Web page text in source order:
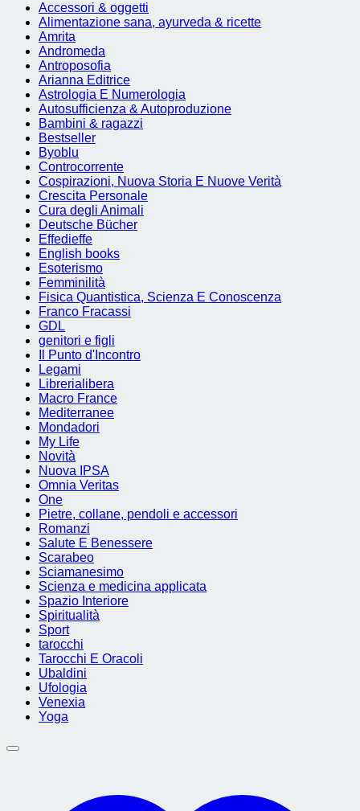
Accessori & oggetti
Alimentazione sana, ayurveda & ricette
Amrita
Andromeda
Antroposofia
Arianna Editrice
Astrologia E Numerologia
Autosufficienza & Autoproduzione
Bambini & ragazzi
Bestseller
Byoblu
Controcorrente
Cospirazioni, Nuova Storia E Nuove Verità
Crescita Personale
Cura degli Animali
Deutsche Bücher
Effedieffe
English books
Esoterismo
Femminilità
Fisica Quantistica, Scienza E Conoscenza
Franco Fracassi
GDL
genitori e figli
Il Punto d'Incontro
Legami
Librerialibera
Macro France
Mediterranee
Mondadori
My Life
Novità
Nuova IPSA
Omnia Veritas
One
Pietre, collane, pendoli e accessori
Romanzi
Salute E Benessere
Scarabeo
Sciamanesimo
Scienza e medicina applicata
Spazio Interiore
Spiritualità
Sport
tarocchi
Tarocchi E Oracoli
Ubaldini
Ufologia
Venexia
Yoga